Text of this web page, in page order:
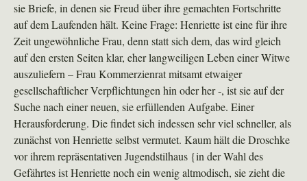
sie Briefe, in denen sie Freud über ihre gemachten Fortschritte
auf dem Laufenden hält. Keine Frage: Henriette ist eine für ihre
Zeit ungewöhnliche Frau, denn statt sich dem, das wird gleich
auf den ersten Seiten klar, eher langweiligen Leben einer Witwe
auszuliefern – Frau Kommerzienrat mitsamt etwaiger
gesellschaftlicher Verpflichtungen hin oder her -, ist sie auf der
Suche nach einer neuen, sie erfüllenden Aufgabe. Einer
Herausforderung. Die findet sich indessen sehr viel schneller, als
zunächst von Henriette selbst vermutet. Kaum hält die Droschke
vor ihrem repräsentativen Jugendstilhaus {in der Wahl des
Gefährtes ist Henriette noch ein wenig altmodisch, sie zieht die